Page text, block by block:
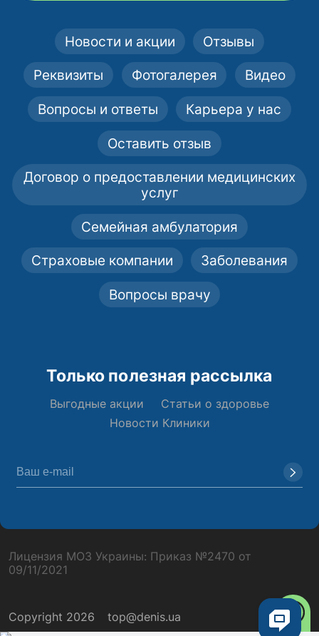
Новости и акции Отзывы
Реквизиты Фотогалерея Видео
Вопросы и ответы Карьера у нас
Оставить отзыв
Договор о предоставлении медицинских
услуг
Семейная амбулатория
Страховые компании Заболевания
Вопросы врачу
Только полезная рассылка
Выгодные акции
Статьи о здоровье
Новости Клиники
Copyright 2026 top@denis.ua
Лицензия МОЗ Украины: Приказ №2470 от
09/11/2021